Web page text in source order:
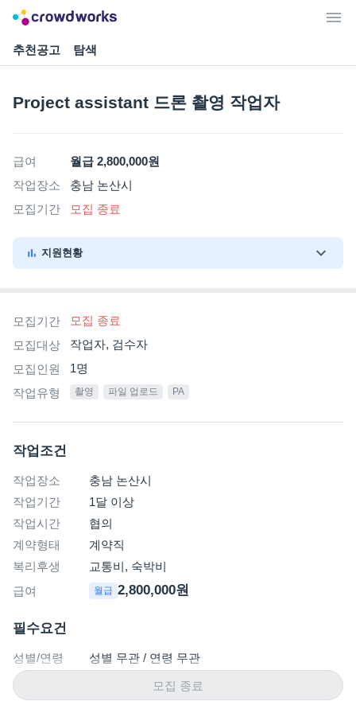
추천공고 탐색
Project assistant 드론 촬영 작업자
급여
월급 2,800,000원
작업장소
충남 논산시
모집기간
모집 종료
지원현황
모집기간
모집 종료
모집대상
작업자, 검수자
모집인원
1명
작업유형
촬영 파일 업로드 PA
작업조건
작업장소
충남 논산시
작업기간
1달 이상
작업시간
협의
계약형태
계약직
복리후생
교통비, 숙박비
급여
월급 2,800,000원
필수요건
성별/연령 성별 무관 / 연령 무관
자격요건
모집 종료